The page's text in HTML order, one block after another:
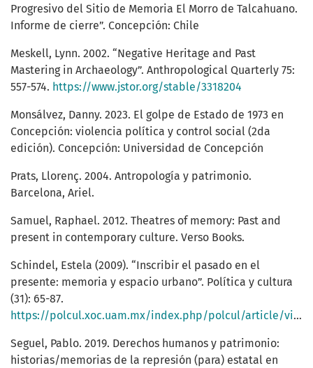
Progresivo del Sitio de Memoria El Morro de Talcahuano.
Informe de cierre”. Concepción: Chile
Meskell, Lynn. 2002. “Negative Heritage and Past
Mastering in Archaeology”. Anthropological Quarterly 75:
557-574. https://www.jstor.org/stable/3318204
Monsálvez, Danny. 2023. El golpe de Estado de 1973 en
Concepción: violencia política y control social (2da
edición). Concepción: Universidad de Concepción
Prats, Llorenç. 2004. Antropología y patrimonio.
Barcelona, Ariel.
Samuel, Raphael. 2012. Theatres of memory: Past and
present in contemporary culture. Verso Books.
Schindel, Estela (2009). “Inscribir el pasado en el
presente: memoria y espacio urbano”. Política y cultura
(31): 65-87.
https://polcul.xoc.uam.mx/index.php/polcul/article/view/1079
Seguel, Pablo. 2019. Derechos humanos y patrimonio:
historias/memorias de la represión (para) estatal en